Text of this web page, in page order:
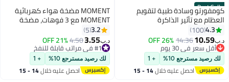
Best Seller
كومفورتو وسادة طبية لتقويم
العظام مع تأثير الذاكرة
4.3
100
د.ب‏10.59
14.36
26% OFF
#4 في وسائد الفراش
أقل سعر في 30 يوم
#4 في وسائد الفراش
لك رصيد مسترجع 10% + 1
احصل عليه خلال 14 - 15
MOMENT مضخة هواء كهربائية
MOMENT مع 3 فوهات، مضخة
قابلة للنفخ للاستخدام المزدوج في
السيارة العائلية، مضخة تعبئة
سريعة، مضخة مثالية للتضخيم/
التفريغ لأسرة الهواء في التخييم
الخارجي، القوارب، حلقات السباحة،
ألعاب الطفو في المسبح
3.2
5
د.ب‏3.55
4.50
21% OFF
#1 في مراتب قابلة للنفخ
#1 في مراتب قابلة للنفخ
لك رصيد مسترجع 10% + 1
احصل عليه خلال 14 - 15